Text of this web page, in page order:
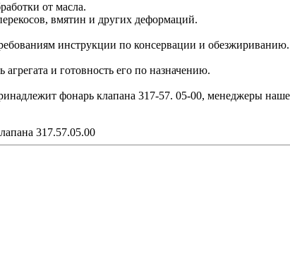
от масла.
вмятин и других деформаций.
инструкции по консервации и обезжириванию.
и готовность его по назначению.
фонарь клапана 317-57. 05-00, менеджеры
317.57.05.00